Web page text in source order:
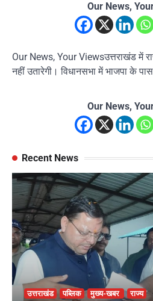
Our News,
Our News, Your Viewsउत्तराखंड में
नहीं उतारेगी। विधानसभा में भाजपा के
Our News,
Recent News
उत्तराखंड पब्लिक मुख्य-खबर राज्य